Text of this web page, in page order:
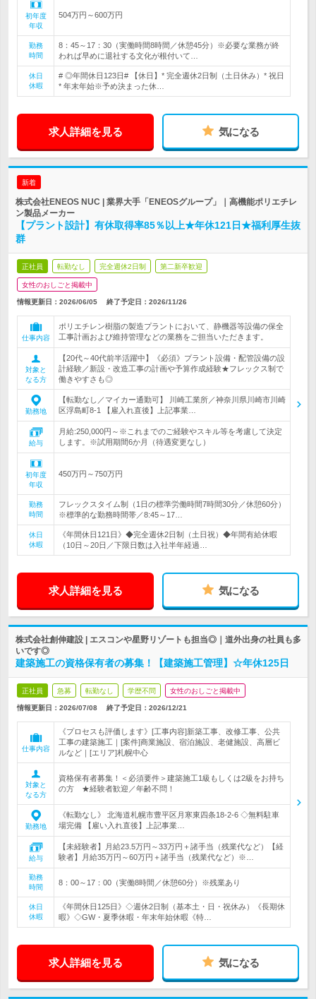
初年度
年収
504万円～600万円
勤務
時間
8：45～17：30（実働時間8時間／休憩45分）※必要な業務が終
われば早めに退社する文化が根付いて…
休日
休暇
# ◎年間休日123日# 【休日】* 完全週休2日制（土日休み）* 祝日
* 年末年始※予め決まった休…
求人詳細を見る 気になる
新着
株式会社ENEOS NUC | 業界大手「ENEOSグループ」｜高機能ポリエチレ
ン製品メーカー
【プラント設計】有休取得率85％以上★年休121日★福利厚生抜
群
正社員 転勤なし 完全週休2日制 第二新卒歓迎
女性のおしごと掲載中
情報更新日：2026/06/05 終了予定日： 2026/11/26
仕事内容
ポリエチレン樹脂の製造プラントにおいて、静機器等設備の保全
工事計画および維持管理などの業務をご担当いただきます。
対象と
なる方
【20代～40代前半活躍中】《必須》プラント設備・配管設備の設
計経験／新設・改造工事の計画や予算作成経験★フレックス制で
働きやすさも◎
勤務地
【転勤なし／マイカー通勤可】 川崎工業所／神奈川県川崎市川崎
区浮島町8-1 【雇入れ直後】上記事業…
給与
月給:250,000円～※これまでのご経験やスキル等を考慮して決定
します。※試用期間6か月（待遇変更なし）
初年度
年収
450万円～750万円
勤務
時間
フレックスタイム制（1日の標準労働時間7時間30分／休憩60分）
※標準的な勤務時間帯／8:45～17…
休日
休暇
《年間休日121日》◆完全週休2日制（土日祝）◆年間有給休暇
（10日～20日／下限日数は入社半年経過…
求人詳細を見る 気になる
株式会社創伸建設 | エスコンや星野リゾートも担当◎｜道外出身の社員も多
いです◎
建築施工の資格保有者の募集！【建築施工管理】☆年休125日
正社員 急募 転勤なし 学歴不問 女性のおしごと掲載中
情報更新日：2026/07/08 終了予定日： 2026/12/21
仕事内容
《プロセスも評価します》[工事内容]新築工事、改修工事、公共
工事の建築施工｜[案件]商業施設、宿泊施設、老健施設、高層ビ
ルなど｜[エリア]札幌中心
対象と
なる方
資格保有者募集！＜必須要件＞建築施工1級もしくは2級をお持ち
の方 ★経験者歓迎／年齢不問！
勤務地
《転勤なし》 北海道札幌市豊平区月寒東四条18-2-6 ◇無料駐車
場完備 【雇い入れ直後】上記事業…
給与
【未経験者】月給23.5万円～33万円＋諸手当（残業代など）【経
験者】月給35万円～60万円＋諸手当（残業代など）※…
勤務
時間
8：00～17：00（実働8時間／休憩60分）※残業あり
休日
休暇
《年間休日125日》◇週休2日制（基本土・日・祝休み）《長期休
暇》◇GW・夏季休暇・年末年始休暇《特…
求人詳細を見る 気になる